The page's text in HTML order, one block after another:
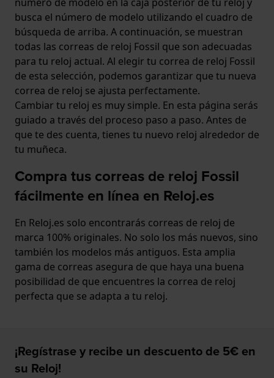
número de modelo en la caja posterior de tu reloj y
busca el número de modelo utilizando el cuadro de
búsqueda de arriba. A continuación, se muestran
todas las correas de reloj Fossil que son adecuadas
para tu reloj actual. Al elegir tu correa de reloj Fossil
de esta selección, podemos garantizar que tu nueva
correa de reloj se ajusta perfectamente.
Cambiar tu reloj es muy simple. En esta página serás
guiado a través del proceso paso a paso. Antes de
que te des cuenta, tienes tu nuevo reloj alrededor de
tu muñeca.
Compra tus correas de reloj Fossil
fácilmente en línea en Reloj.es
En Reloj.es solo encontrarás correas de reloj de
marca 100% originales. No solo los más nuevos, sino
también los modelos más antiguos. Esta amplia
gama de correas asegura de que haya una buena
posibilidad de que encuentres la correa de reloj
perfecta que se adapta a tu reloj.
¡Regístrase y recibe un descuento de 5€ en
su Reloj!